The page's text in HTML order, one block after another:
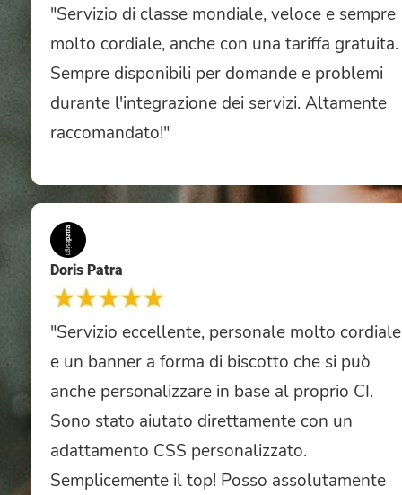
"Servizio di classe mondiale, veloce e sempre
molto cordiale, anche con una tariffa gratuita.
Sempre disponibili per domande e problemi
durante l'integrazione dei servizi. Altamente
raccomandato!"
Doris Patra
"Servizio eccellente, personale molto cordiale
e un banner a forma di biscotto che si può
anche personalizzare in base al proprio CI.
Sono stato aiutato direttamente con un
adattamento CSS personalizzato.
Semplicemente il top! Posso assolutamente